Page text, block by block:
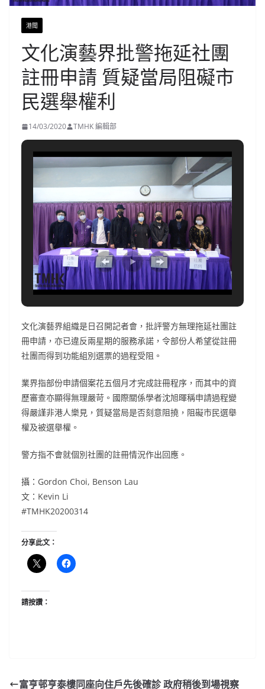
港聞
文化演藝界批警拖延社團
註冊申請 質疑當局阻礙市
民選舉權利
14/03/2020 TMHK 編輯部
文化演藝界組織是日召開記者會，批評警方無理拖延社團註
冊申請，亦已違反兩星期的服務承諾，令部份人希望從註冊
社團而得到功能組別選票的過程受阻。
業界指部份申請個案花五個月才完成註冊程序，而其中的資
歷審查亦顯得無理嚴苛。國際關係學者沈旭暉稱申請過程變
得嚴謹非港人樂見，質疑當局是否刻意阻撓，阻礙市民選舉
權及被選舉權。
警方指不會就個別社團的註冊情況作出回應。
攝：Gordon Choi, Benson Lau
文：Kevin Li
#TMHK20200314
分享此文：
請按讚：
富亨邨亨泰樓同座向住戶先後確診 政府稍後到場視察